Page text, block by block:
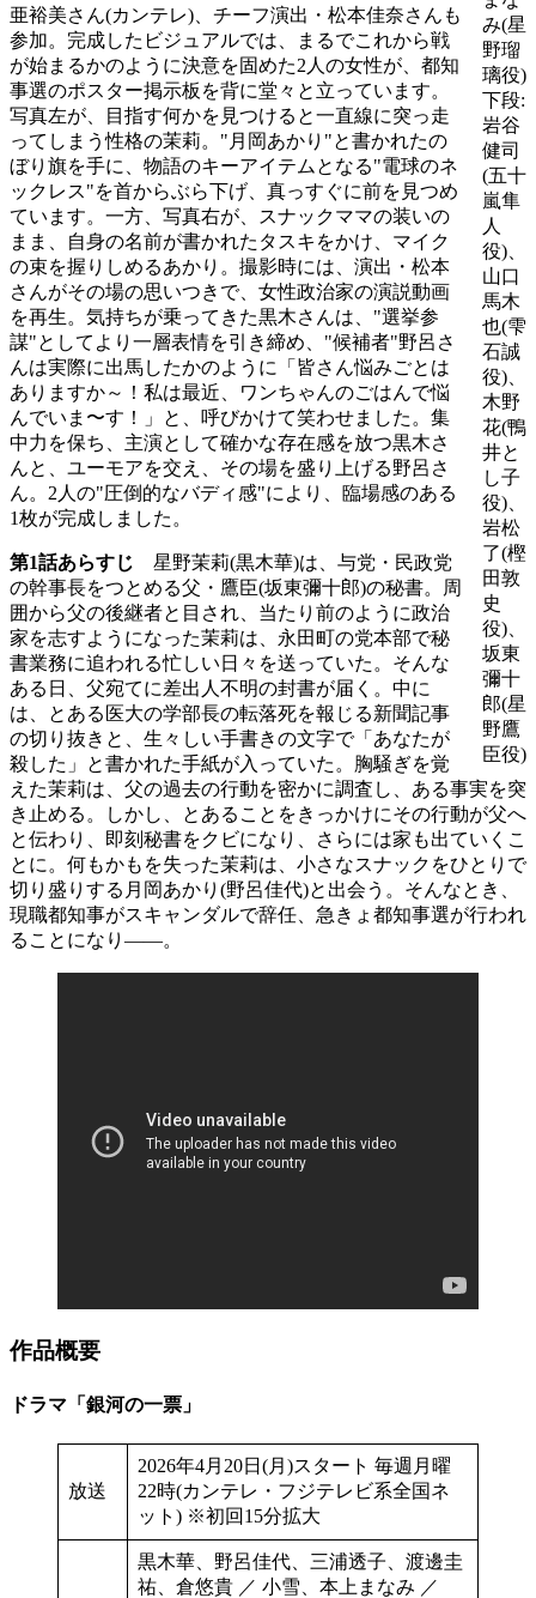
み(星
野瑠
璃役)
下段:
岩谷
健司
(五十
嵐隼
人
役)、
山口
馬木
也(雫
石誠
役)、
木野
花(鴨
井と
し子
役)、
岩松
了(樫
田敦
史
役)、
坂東
彌十
郎(星
野鷹
臣役)
亜裕美さん(カンテレ)、チーフ演出・松本佳奈さんも
参加。完成したビジュアルでは、まるでこれから戦
が始まるかのように決意を固めた2人の女性が、都知
事選のポスター掲示板を背に堂々と立っています。
写真左が、目指す何かを見つけると一直線に突っ走
ってしまう性格の茉莉。"月岡あかり"と書かれたの
ぼり旗を手に、物語のキーアイテムとなる"電球のネ
ックレス"を首からぶら下げ、真っすぐに前を見つめ
ています。一方、写真右が、スナックママの装いの
まま、自身の名前が書かれたタスキをかけ、マイク
の束を握りしめるあかり。撮影時には、演出・松本
さんがその場の思いつきで、女性政治家の演説動画
を再生。気持ちが乗ってきた黒木さんは、"選挙参
謀"としてより一層表情を引き締め、"候補者"野呂さ
んは実際に出馬したかのように「皆さん悩みごとは
ありますか～！私は最近、ワンちゃんのごはんで悩
んでいま〜す！」と、呼びかけて笑わせました。集
中力を保ち、主演として確かな存在感を放つ黒木さ
んと、ユーモアを交え、その場を盛り上げる野呂さ
ん。2人の"圧倒的なバディ感"により、臨場感のある
1枚が完成しました。
第1話あらすじ 星野茉莉(黒木華)は、与党・民政党
の幹事長をつとめる父・鷹臣(坂東彌十郎)の秘書。周
囲から父の後継者と目され、当たり前のように政治
家を志すようになった茉莉は、永田町の党本部で秘
書業務に追われる忙しい日々を送っていた。そんな
ある日、父宛てに差出人不明の封書が届く。中に
は、とある医大の学部長の転落死を報じる新聞記事
の切り抜きと、生々しい手書きの文字で「あなたが
殺した」と書かれた手紙が入っていた。胸騒ぎを覚
えた茉莉は、父の過去の行動を密かに調査し、ある事実を突
き止める。しかし、とあることをきっかけにその行動が父へ
と伝わり、即刻秘書をクビになり、さらには家も出ていくこ
とに。何もかもを失った茉莉は、小さなスナックをひとりで
切り盛りする月岡あかり(野呂佳代)と出会う。そんなとき、
現職都知事がスキャンダルで辞任、急きょ都知事選が行われ
ることになり――。
作品概要
ドラマ「銀河の一票」
放送
2026年4月20日(月)スタート 毎週月曜
22時(カンテレ・フジテレビ系全国ネ
ット) ※初回15分拡大
黒木華、野呂佳代、三浦透子、渡邊圭
祐、倉悠貴 ／ 小雪、本上まなみ ／